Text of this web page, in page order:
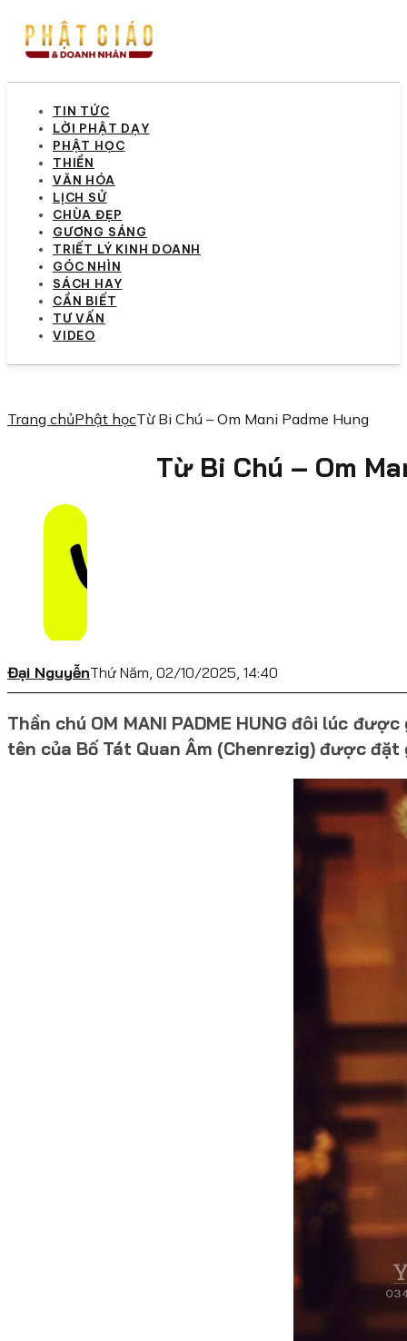
TIN TỨC
LỜI PHẬT DẠY
PHẬT HỌC
THIỀN
VĂN HÓA
LỊCH SỬ
CHÙA ĐẸP
GƯƠNG SÁNG
TRIẾT LÝ KINH DOANH
GÓC NHÌN
SÁCH HAY
CẦN BIẾT
TƯ VẤN
VIDEO
Trang chủPhật họcTừ Bi Chú – Om Mani Padme Hung
Từ Bi Chú – Om
Đại NguyễnThứ Năm, 02/10/2025, 14:40
Thần chú OM MANI PADME HUNG đôi lúc
tên của Bố Tát Quan Âm (Chenrezig) được